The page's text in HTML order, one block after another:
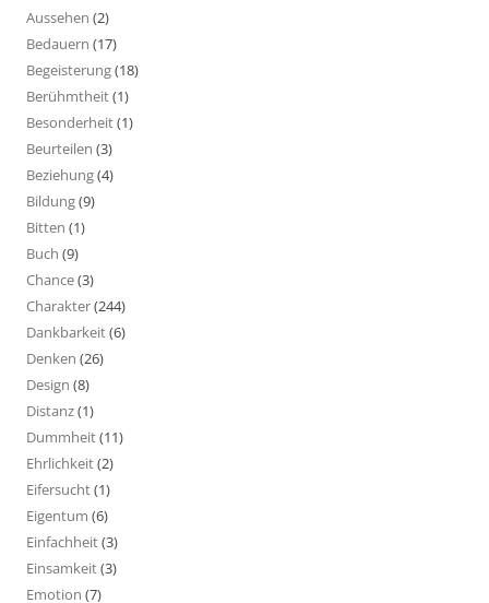
Aussehen (2)
Bedauern (17)
Begeisterung(18)
Berühmtheit(1)
Besonderheit(1)
Beurteilen (3)
Beziehung(4)
Bildung(9)
Bitten (1)
Buch (9)
Chance(3)
Charakter(244)
Dankbarkeit(6)
Denken (26)
Design (8)
Distanz(1)
Dummheit(11)
Ehrlichkeit(2)
Eifersucht(1)
Eigentum (6)
Einfachheit(3)
Einsamkeit(3)
Emotion (7)